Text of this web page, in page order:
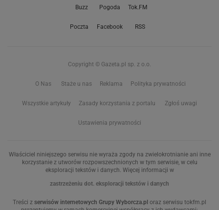
Buzz Pogoda Tok.FM
Poczta Facebook RSS
Copyright © Gazeta.pl sp. z o.o.
O Nas Staże u nas Reklama Polityka prywatności
Wszystkie artykuły Zasady korzystania z portalu Zgłoś uwagi
Ustawienia prywatności
Właściciel niniejszego serwisu nie wyraża zgody na zwielokrotnianie ani inne
korzystanie z utworów rozpowszechnionych w tym serwisie, w celu
eksploracji tekstów i danych. Więcej informacji w
zastrzeżeniu dot. eksploracji tekstów i danych
Treści z serwisów internetowych Grupy Wyborcza.pl oraz serwisu tokfm.pl